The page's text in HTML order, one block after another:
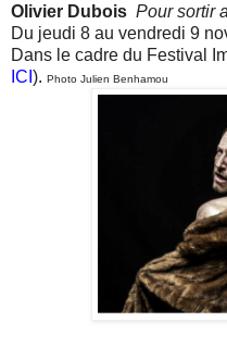
Olivier Dubois Pour sortir
Du jeudi 8 au vendredi 9
Dans le cadre du Festival
ICI ). Photo Julien Benhamou